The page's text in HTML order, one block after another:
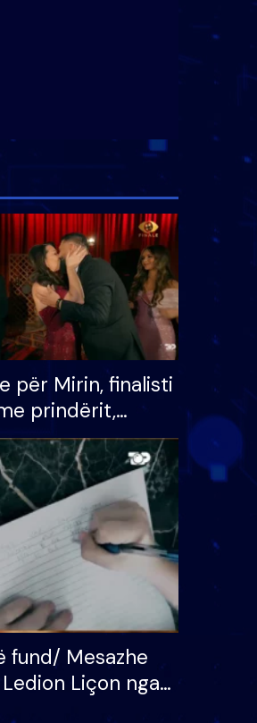
për Mirin, finalisti
prindërit,
bashkëshorten:
letër divorci
fund/ Mesazhe
Liçon nga